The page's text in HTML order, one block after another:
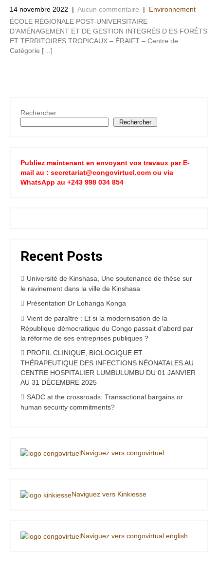
14 novembre 2022 | Aucun commentaire | Environnement
ÉCOLE RÉGIONALE POST-UNIVERSITAIRE
D’AMÉNAGEMENT ET DE GESTION INTEGRÉS D ES FORÊTS
ET TERRITOIRES TROPICAUX – ÉRAIFT – Centre de
Catégorie […]
Rechercher
Rechercher
Publiez maintenant en envoyant vos travaux par E-
mail au : secretariat@congovirtuel.com ou via
WhatsApp au +243 998 034 854
Recent Posts
Université de Kinshasa, Une soutenance de thèse sur
le ravinement dans la ville de Kinshasa
Présentation Dr Lohanga Konga
Vient de paraître : Et si la modernisation de la
République démocratique du Congo passait d’abord par
la réforme de ses entreprises publiques ?
PROFIL CLINIQUE, BIOLOGIQUE ET
THÉRAPEUTIQUE DES INFECTIONS NÉONATALES AU
CENTRE HOSPITALIER LUMBULUMBU DU 01 JANVIER
AU 31 DÉCEMBRE 2025
SADC at the crossroads: Transactional bargains or
human security commitments?
Naviguez vers congovirtuel
Naviguez vers Kinkiesse
Naviguez vers congovirtual english